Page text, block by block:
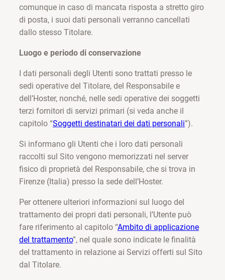
comunque in caso di mancata risposta a stretto giro
di posta, i suoi dati personali verranno cancellati
dallo stesso Titolare.
Luogo e periodo di conservazione
I dati personali degli Utenti sono trattati presso le
sedi operative del Titolare, del Responsabile e
dell’Hoster, nonché, nelle sedi operative dei soggetti
terzi fornitori di servizi primari (si veda anche il
capitolo “Soggetti destinatari dei dati personali”).
Si informano gli Utenti che i loro dati personali
raccolti sul Sito vengono memorizzati nel server
fisico di proprietà del Responsabile, che si trova in
Firenze (Italia) presso la sede dell’Hoster.
Per ottenere ulteriori informazioni sul luogo del
trattamento dei propri dati personali, l’Utente può
fare riferimento al capitolo “Ambito di applicazione
del trattamento”, nel quale sono indicate le finalità
del trattamento in relazione ai Servizi offerti sul Sito
dal Titolare.